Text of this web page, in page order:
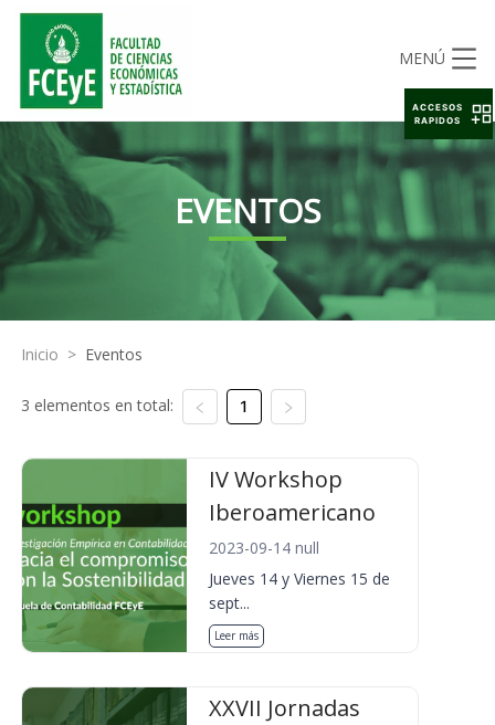
MENÚ
EVENTOS
Inicio > Eventos
3 elementos en total: 1
IV Workshop
Iberoamericano
2023-09-14 null
Jueves 14 y Viernes 15 de
sept...
Leer más
XXVII Jornadas
ACCESOS
RAPIDOS